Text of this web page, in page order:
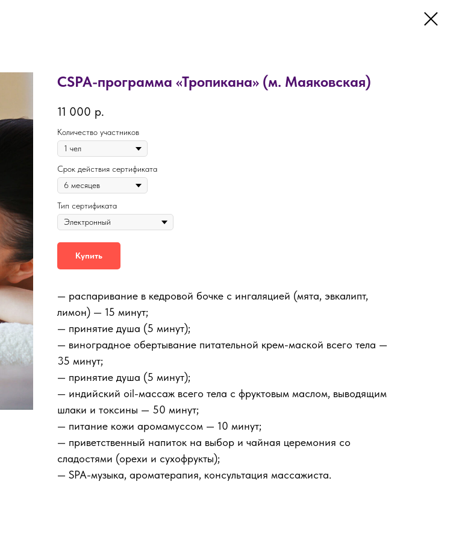
CSPA-программа «Тропикана» (м. Маяковская)
11 000 р.
Количество участников
Срок действия сертификата
Тип сертификата
Купить
— распаривание в кедровой бочке с ингаляцией (мята, эвкалипт,
лимон) — 15 минут;
— принятие душа (5 минут);
— виноградное обертывание питательной крем-маской всего тела —
35 минут;
— принятие душа (5 минут);
— индийский oil-массаж всего тела с фруктовым маслом, выводящим
шлаки и токсины — 50 минут;
— питание кожи аромамуссом — 10 минут;
— приветственный напиток на выбор и чайная церемония со
сладостями (орехи и сухофрукты);
— SPA-музыка, ароматерапия, консультация массажиста.